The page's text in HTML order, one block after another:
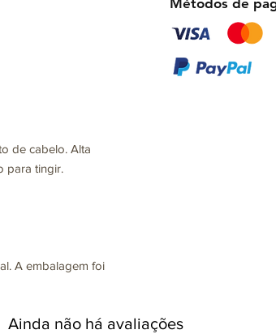
de cabelo. Alta
para tingir.
A embalagem foi
Ainda não há avaliações
Métodos de